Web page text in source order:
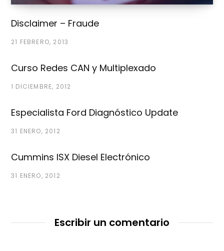
Disclaimer – Fraude
21 FEBRERO, 2013
Curso Redes CAN y Multiplexado
1 DICIEMBRE, 2012
Especialista Ford Diagnóstico Update
31 ENERO, 2012
Cummins ISX Diesel Electrónico
31 ENERO, 2012
Escribir un comentario